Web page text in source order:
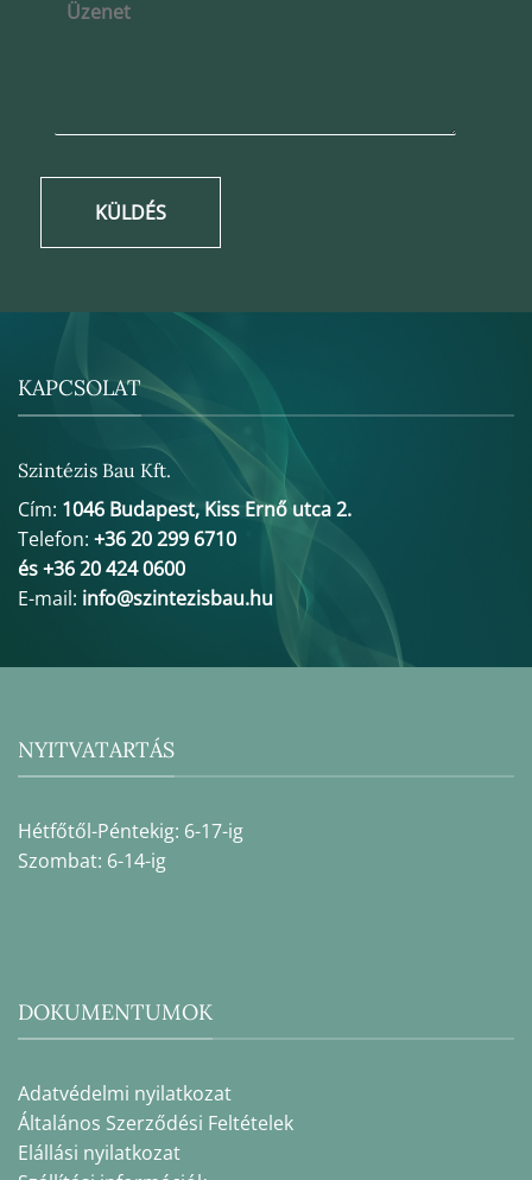
KÜLDÉS
KAPCSOLAT
Szintézis Bau Kft.
Cím: 1046 Budapest, Kiss Ernő utca 2.
Telefon: +36 20 299 6710
és +36 20 424 0600
E-mail: info@szintezisbau.hu
NYITVATARTÁS
Hétfőtől-Péntekig: 6-17-ig
Szombat: 6-14-ig
DOKUMENTUMOK
Adatvédelmi nyilatkozat
Általános Szerződési Feltételek
Elállási nyilatkozat